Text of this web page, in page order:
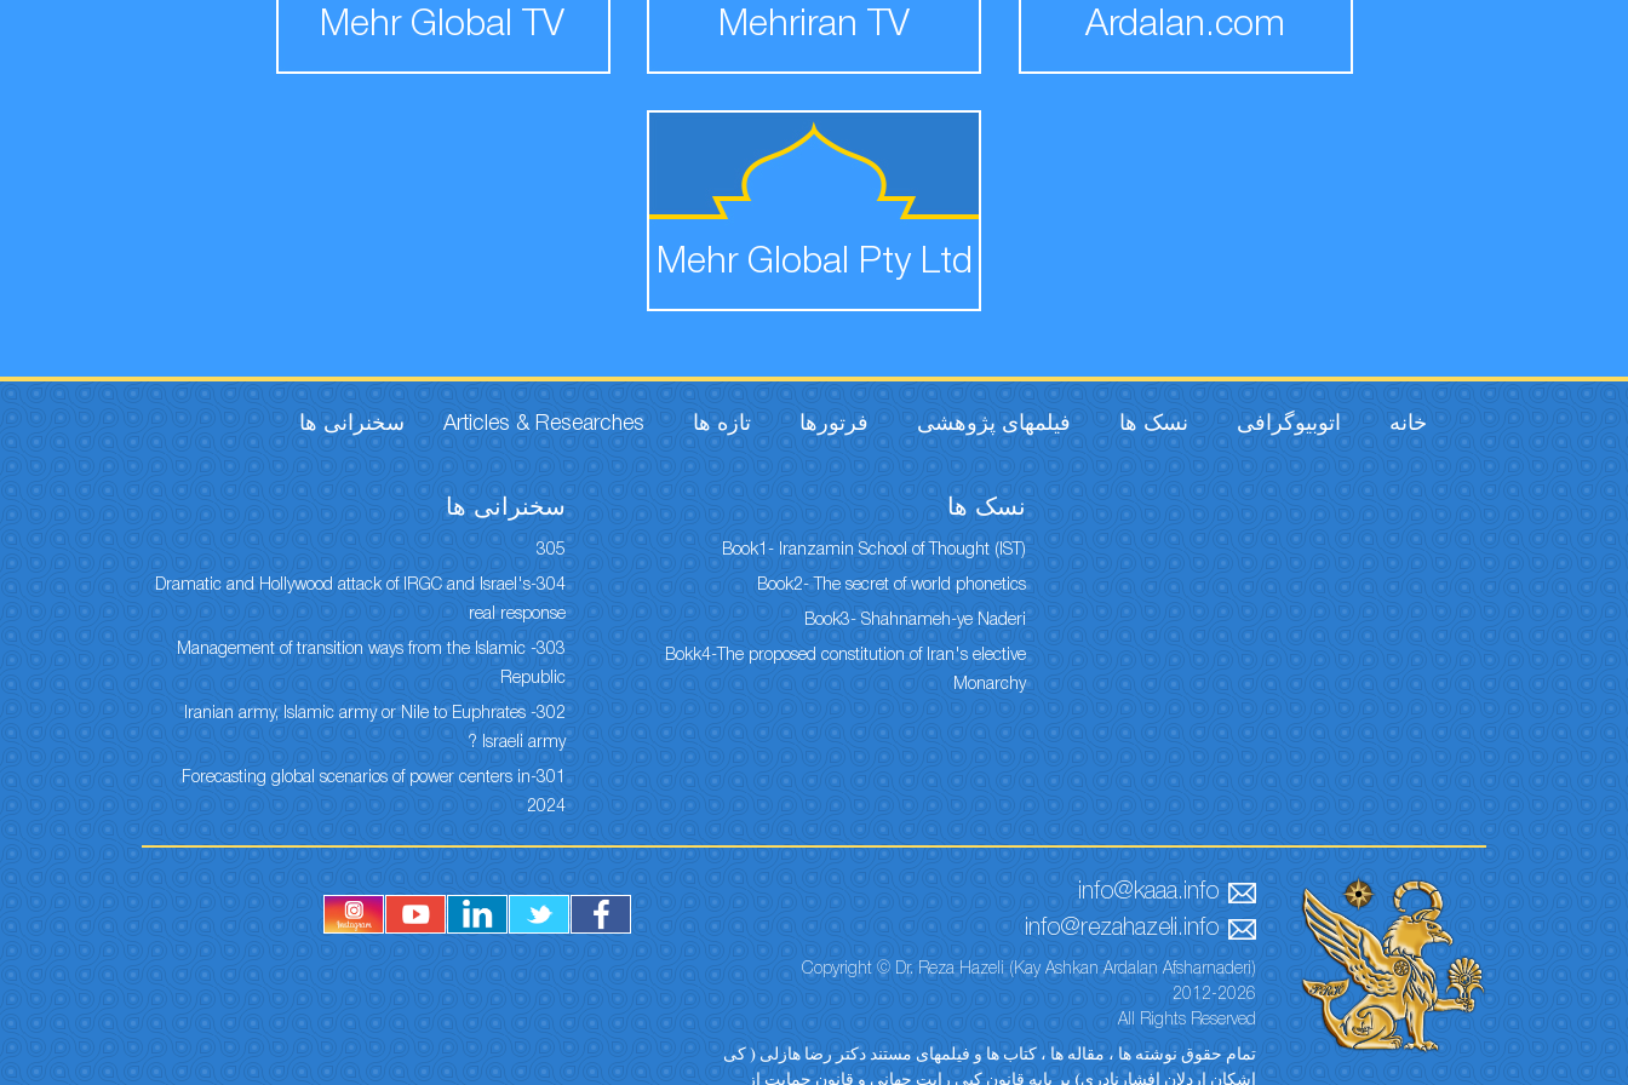
Ardalan.com
Mehriran TV
Mehr Global TV
Mehr Global Pty Ltd
خانه اتوبیوگرافی نسک ها فیلمهای پژوهشی فرتورها تازه ها Articles & Researches سخنرانی ها
نسک ها
Book1- Iranzamin School of Thought (IST)
Book2- The secret of world phonetics
Book3- Shahnameh-ye Naderi
Bokk4-The proposed constitution of Iran's elective
Monarchy
سخنرانی ها
305
304-Dramatic and Hollywood attack of IRGC and Israel's
real response
303- Management of transition ways from the Islamic
Republic
302- Iranian army, Islamic army or Nile to Euphrates
Israeli army ?
301-Forecasting global scenarios of power centers in
2024
info@kaaa.info
info@rezahazeli.info
Copyright © Dr. Reza Hazeli (Kay Ashkan Ardalan Afsharnaderi)
2012-2026
All Rights Reserved
تمام حقوق نوشته ها ، مقاله ها ، کتاب ها و فیلمهای مستند دکتر رضا هازلی ( کی
اشکان اردلان افشارنادری) بر پایه قانون کپی رایت جهانی و قانون حمایت از